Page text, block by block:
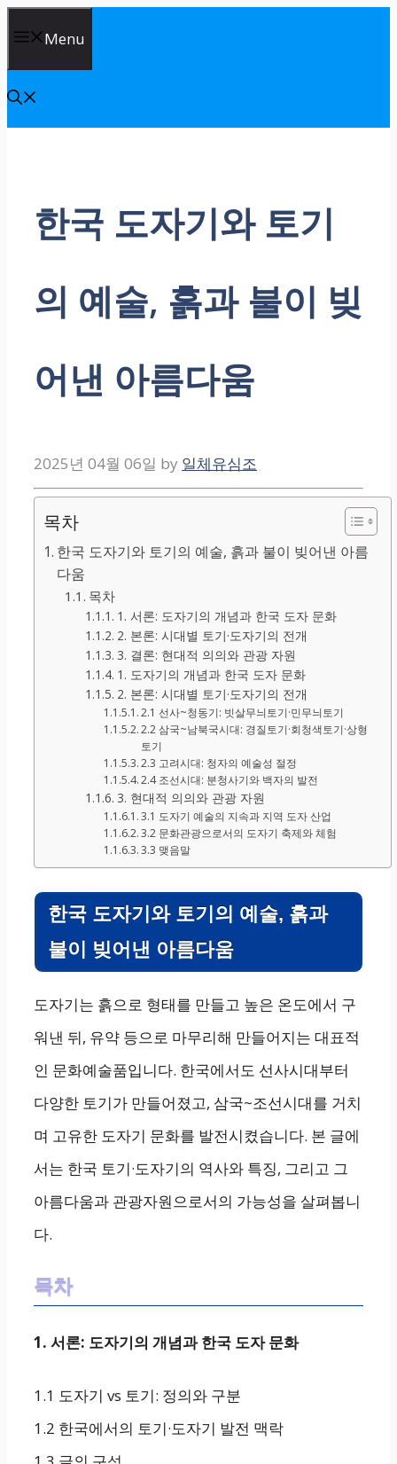
content
Menu
한국 도자기와 토기
의 예술, 흙과 불이 빚
어낸 아름다움
2025년 04월 06일 by 일체유심조
목차
한국 도자기와 토기의 예술, 흙과 불이 빚어낸 아름
다움
목차
1. 서론: 도자기의 개념과 한국 도자 문화
2. 본론: 시대별 토기·도자기의 전개
3. 결론: 현대적 의의와 관광 자원
1. 도자기의 개념과 한국 도자 문화
2. 본론: 시대별 토기·도자기의 전개
2.1 선사~청동기: 빗살무늬토기·민무늬토기
2.2 삼국~남북국시대: 경질토기·회청색토기·상형
토기
2.3 고려시대: 청자의 예술성 절정
2.4 조선시대: 분청사기와 백자의 발전
3. 현대적 의의와 관광 자원
3.1 도자기 예술의 지속과 지역 도자 산업
3.2 문화관광으로서의 도자기 축제와 체험
3.3 맺음말
한국 도자기와 토기의 예술, 흙과
불이 빚어낸 아름다움
도자기는 흙으로 형태를 만들고 높은 온도에서 구
워낸 뒤, 유약 등으로 마무리해 만들어지는 대표적
인 문화예술품입니다. 한국에서도 선사시대부터
다양한 토기가 만들어졌고, 삼국~조선시대를 거치
며 고유한 도자기 문화를 발전시켰습니다. 본 글에
서는 한국 토기·도자기의 역사와 특징, 그리고 그
아름다움과 관광자원으로서의 가능성을 살펴봅니
다.
목차
1. 서론: 도자기의 개념과 한국 도자 문화
1.1 도자기 vs 토기: 정의와 구분
1.2 한국에서의 토기·도자기 발전 맥락